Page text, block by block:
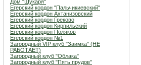
Дом "Щукаря"
Егерский кордон "Пальчикиевский"
Егерский кордон Ахтанизовский
Егерский кордон Греково
Егерский кордон Кирпильский
Егерский кордон Поляков
Егерский кордон №1
Загородный VIP клуб "Заимка" (НЕ
РАБОТАЕТ)
Загородный клуб "Облака"
Загородный клуб "Пять прудов"